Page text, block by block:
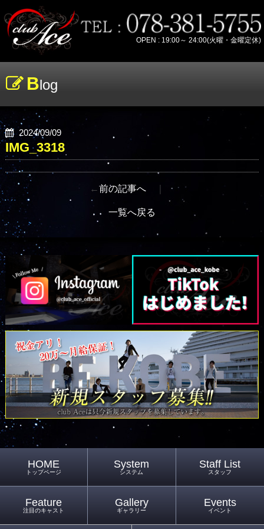
OPEN : 19:00～ 24:00(火曜・金曜定休)
Blog
2024/09/09
IMG_3318
←前の記事へ ｜
一覧へ戻る
HOME
トップページ
System
システム
Staff List
スタッフ
Feature
注目のキャスト
Gallery
ギャラリー
Events
イベント